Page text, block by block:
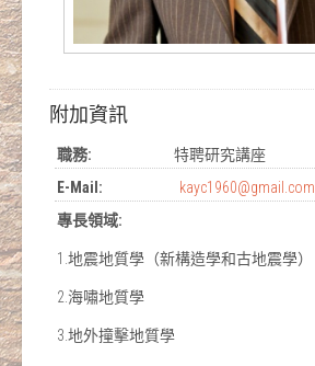
附加資訊
職務:
特聘研究講座
E-Mail:
kayc1960@gmail.com
專長領域:
1.地震地質學（新構造學和古地震學）
2.海嘯地質學
3.地外撞擊地質學